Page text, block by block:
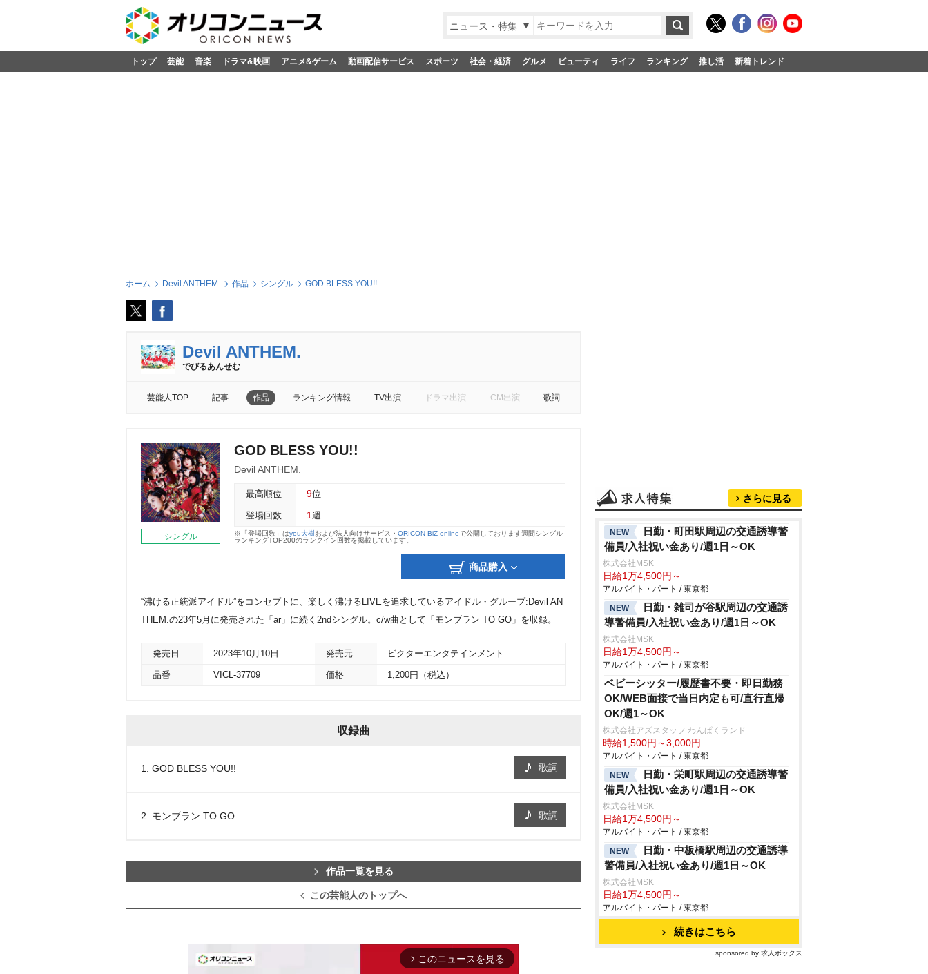
ニュース・特集
トップ 芸能 音楽 ドラマ&映画 アニメ&ゲーム 動画配信サービス スポーツ 社会・経済 グルメ ビューティ ライフ ランキング 推し活 新着トレンド
ホーム Devil ANTHEM. 作品 シングル GOD BLESS YOU!!
Devil ANTHEM.
でびるあんせむ
芸能人TOP 記事 作品 ランキング情報 TV出演 ドラマ出演 CM出演 歌詞
シングル
GOD BLESS YOU!!
Devil ANTHEM.
最高順位 9位
登場回数 1 週
※「登場回数」はyou大樹および法人向けサービス・ ORICON BiZ onlineで公開しております週間シングル
ランキングTOP200のランクイン回数を掲載しています。
商品購入
“沸ける正統派アイドル”をコンセプトに、楽しく沸けるLIVEを追求しているアイドル・グループ:Devil AN
THEM.の23年5月に発売された「ar」に続く2ndシングル。c/w曲として「モンブラン TO GO」を収録。
発売日 2023年10月10日 発売元 ビクターエンタテインメント
品番 VICL-37709 価格 1,200円（税込）
収録曲
1. GOD BLESS YOU!! 歌詞
2. モンブラン TO GO 歌詞
作品一覧を見る
この芸能人のトップへ
arrow_forward_ios このニュースを見る
さらに見る
NEW
日勤・町田駅周辺の交通誘導警
備員/入社祝い金あり/週1日～OK
株式会社MSK
日給1万4,500円～
アルバイト・パート / 東京都
NEW
日勤・雑司が谷駅周辺の交通誘
導警備員/入社祝い金あり/週1日～OK
株式会社MSK
日給1万4,500円～
アルバイト・パート / 東京都
ベビーシッター/履歴書不要・即日勤務
OK/WEB面接で当日内定も可/直行直帰
OK/週1～OK
株式会社アズスタッフ わんぱくランド
時給1,500円～3,000円
アルバイト・パート / 東京都
NEW
日勤・栄町駅周辺の交通誘導警
備員/入社祝い金あり/週1日～OK
株式会社MSK
日給1万4,500円～
アルバイト・パート / 東京都
NEW
日勤・中板橋駅周辺の交通誘導
警備員/入社祝い金あり/週1日～OK
株式会社MSK
日給1万4,500円～
アルバイト・パート / 東京都
続きはこちら
sponsored by 求人ボックス